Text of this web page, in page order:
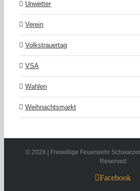
Unwetter
Verein
Volkstrauertag
VSA
Wahlen
Weihnachtsmarkt
© 2026 | Freiwillige Feuerwehr
Reserved
Facebook